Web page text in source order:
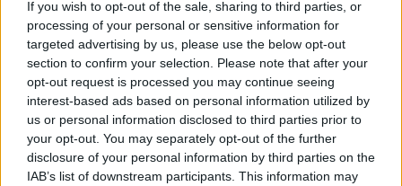
If you wish to opt-out of the sale, sharing to third parties, or
processing of your personal or sensitive information for
targeted advertising by us, please use the below opt-out
section to confirm your selection. Please note that after your
opt-out request is processed you may continue seeing
interest-based ads based on personal information utilized by
us or personal information disclosed to third parties prior to
your opt-out. You may separately opt-out of the further
disclosure of your personal information by third parties on the
IAB’s list of downstream participants. This information may